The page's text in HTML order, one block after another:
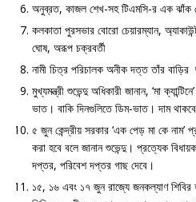
অনুব্রত, কাজল শেখ-সহ টিএমসি-র এক ঝাঁক
কলকাতা পুরসভার বোরো চেয়ারম্যান,
ঘোষ, অরূপ চক্রবর্তী
নামী চিত্র পরিচালক অনীক দত্ত তাঁর
মুখ্যমন্ত্রী শুভেন্দু অধিকারী জানান, ‘মা
ভাত। বাকি দিনগুলিতে ডিম-ভাত। দাম
৫ জুন কেন্দ্রীয় সরকার ‘এক পেড় মা কে নাম’
করা হবে বলে জানান শুভেন্দু। প্রত্যেক
দপ্তর, পরিবেশ দপ্তর গাছ দেবে।
১৫, ১৬ এবং ১৭ জুন রাজ্যে জনকল্যাণ শিবির